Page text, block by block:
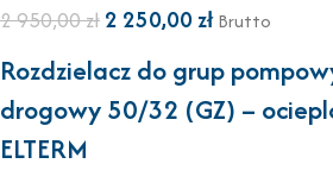
2 950,00zł 2 250,00zł Brutto
Rozdzielacz do grup
drogowy 50/32 (GZ) –
ELTERM